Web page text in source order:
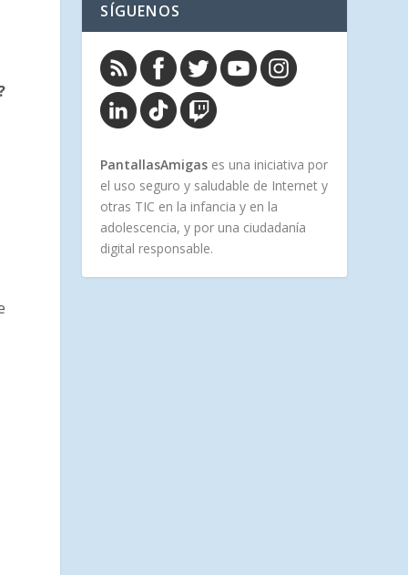
SÍGUENOS
PantallasAmigas es una iniciativa por
el uso seguro y saludable de Internet y
otras TIC en la infancia y en la
adolescencia, y por una ciudadanía
digital responsable.